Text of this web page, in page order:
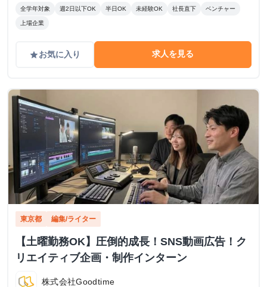
全学年対象 週2日以下OK 半日OK 未経験OK 社長直下 ベンチャー
上場企業
gradeお気に入り 求人を見る
東京都 編集/ライター
【土曜勤務OK】圧倒的成長！SNS動画広告！ク
リエイティブ企画・制作インターン
株式会社Goodtime